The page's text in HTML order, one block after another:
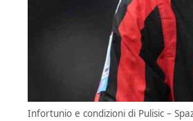
Infortunio e condizioni di Pulisic –